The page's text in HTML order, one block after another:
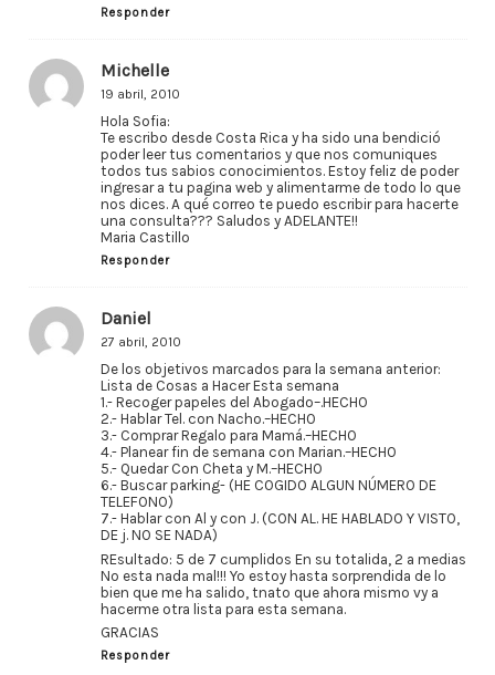
Responder
Michelle
19 abril, 2010
Hola Sofia:
Te escribo desde Costa Rica y ha sido una bendició
poder leer tus comentarios y que nos comuniques
todos tus sabios conocimientos. Estoy feliz de poder
ingresar a tu pagina web y alimentarme de todo lo que
nos dices. A qué correo te puedo escribir para hacerte
una consulta??? Saludos y ADELANTE!!
Maria Castillo
Responder
Daniel
27 abril, 2010
De los objetivos marcados para la semana anterior:
Lista de Cosas a Hacer Esta semana
1.- Recoger papeles del Abogado–.HECHO
2.- Hablar Tel. con Nacho.–HECHO
3.- Comprar Regalo para Mamá.–HECHO
4.- Planear fin de semana con Marian.–HECHO
5.- Quedar Con Cheta y M.–HECHO
6.- Buscar parking- (HE COGIDO ALGUN NÚMERO DE
TELEFONO)
7.- Hablar con Al y con J. (CON AL. HE HABLADO Y VISTO,
DE j. NO SE NADA)
REsultado: 5 de 7 cumplidos En su totalida, 2 a medias
No esta nada mal!!! Yo estoy hasta sorprendida de lo
bien que me ha salido, tnato que ahora mismo vy a
hacerme otra lista para esta semana.
GRACIAS
Responder